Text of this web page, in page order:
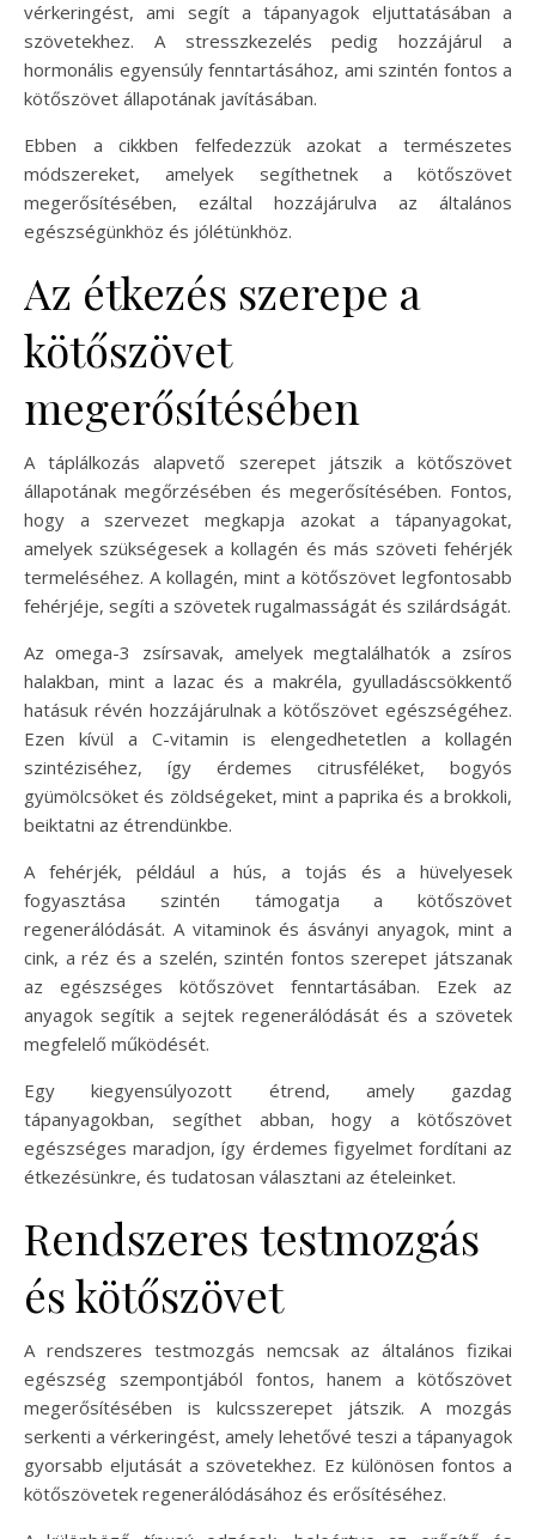
vérkeringést, ami segít a tápanyagok eljuttatásában a
szövetekhez. A stresszkezelés pedig hozzájárul a
hormonális egyensúly fenntartásához, ami szintén fontos a
kötőszövet állapotának javításában.
Ebben a cikkben felfedezzük azokat a természetes
módszereket, amelyek segíthetnek a kötőszövet
megerősítésében, ezáltal hozzájárulva az általános
egészségünkhöz és jólétünkhöz.
Az étkezés szerepe a
kötőszövet
megerősítésében
A táplálkozás alapvető szerepet játszik a kötőszövet
állapotának megőrzésében és megerősítésében. Fontos,
hogy a szervezet megkapja azokat a tápanyagokat,
amelyek szükségesek a kollagén és más szöveti fehérjék
termeléséhez. A kollagén, mint a kötőszövet legfontosabb
fehérjéje, segíti a szövetek rugalmasságát és szilárdságát.
Az omega-3 zsírsavak, amelyek megtalálhatók a zsíros
halakban, mint a lazac és a makréla, gyulladáscsökkentő
hatásuk révén hozzájárulnak a kötőszövet egészségéhez.
Ezen kívül a C-vitamin is elengedhetetlen a kollagén
szintéziséhez, így érdemes citrusféléket, bogyós
gyümölcsöket és zöldségeket, mint a paprika és a brokkoli,
beiktatni az étrendünkbe.
A fehérjék, például a hús, a tojás és a hüvelyesek
fogyasztása szintén támogatja a kötőszövet
regenerálódását. A vitaminok és ásványi anyagok, mint a
cink, a réz és a szelén, szintén fontos szerepet játszanak
az egészséges kötőszövet fenntartásában. Ezek az
anyagok segítik a sejtek regenerálódását és a szövetek
megfelelő működését.
Egy kiegyensúlyozott étrend, amely gazdag
tápanyagokban, segíthet abban, hogy a kötőszövet
egészséges maradjon, így érdemes figyelmet fordítani az
étkezésünkre, és tudatosan választani az ételeinket.
Rendszeres testmozgás
és kötőszövet
A rendszeres testmozgás nemcsak az általános fizikai
egészség szempontjából fontos, hanem a kötőszövet
megerősítésében is kulcsszerepet játszik. A mozgás
serkenti a vérkeringést, amely lehetővé teszi a tápanyagok
gyorsabb eljutását a szövetekhez. Ez különösen fontos a
kötőszövetek regenerálódásához és erősítéséhez.